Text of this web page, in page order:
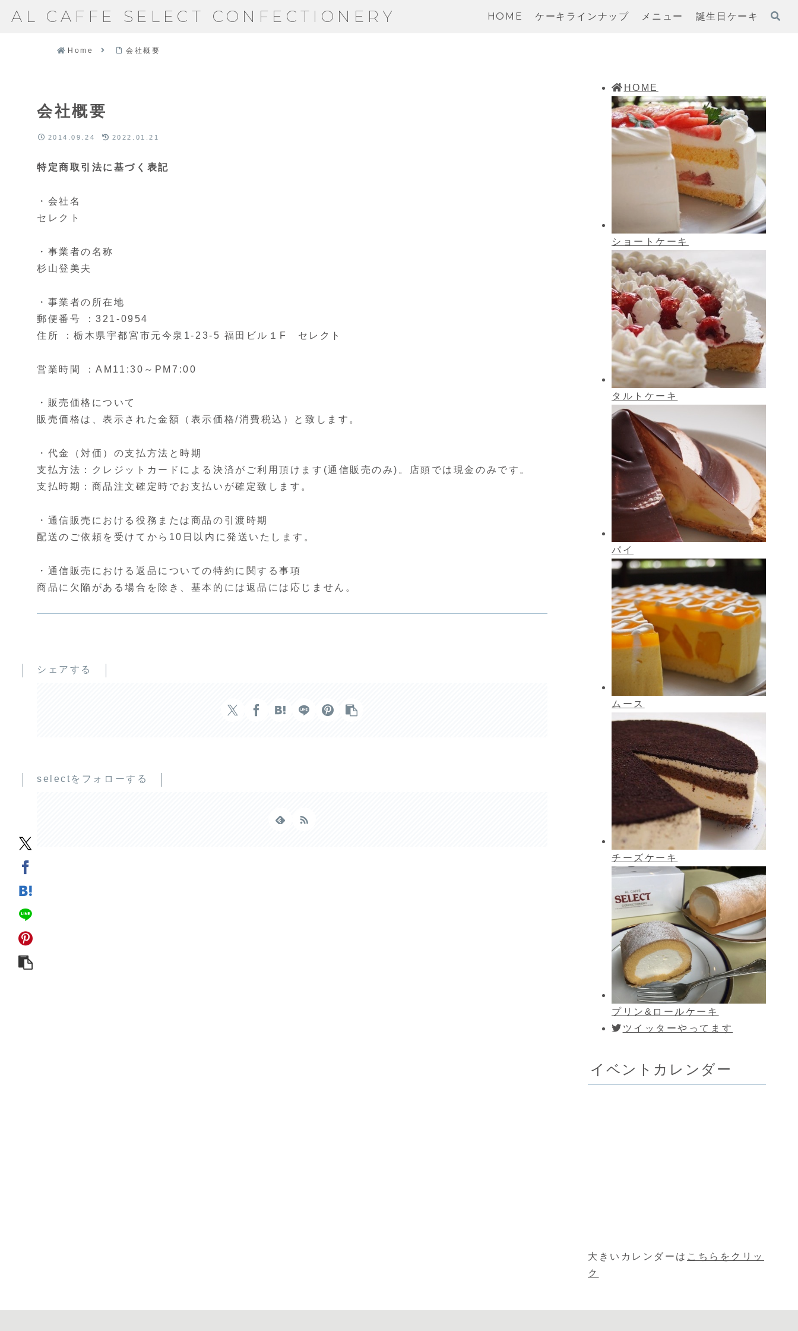
AL CAFFE SELECT CONFECTIONERY HOME ケーキラインナップ メニュー 誕生日ケーキ
Home 会社概要
会社概要
2014.09.24 2022.01.21
特定商取引法に基づく表記
・会社名
セレクト
・事業者の名称
杉山登美夫
・事業者の所在地
郵便番号 ：321-0954
住所 ：栃木県宇都宮市元今泉1-23-5 福田ビル１F セレクト
営業時間 ：AM11:30～PM7:00
・販売価格について
販売価格は、表示された金額（表示価格/消費税込）と致します。
・代金（対価）の支払方法と時期
支払方法：クレジットカードによる決済がご利用頂けます(通信販売のみ)。店頭では現金のみです。
支払時期：商品注文確定時でお支払いが確定致します。
・通信販売における役務または商品の引渡時期
配送のご依頼を受けてから10日以内に発送いたします。
・通信販売における返品についての特約に関する事項
商品に欠陥がある場合を除き、基本的には返品には応じません。
シェアする
selectをフォローする
HOME
ショートケーキ
タルトケーキ
パイ
ムース
チーズケーキ
プリン&ロールケーキ
ツイッターやってます
イベントカレンダー
大きいカレンダーは こちらをクリッ
ク